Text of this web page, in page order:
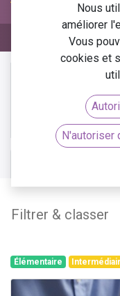
se
Filtrer & classer
Élémentaire
Nous
améliorer
Vous
cookies et
N'autoriser